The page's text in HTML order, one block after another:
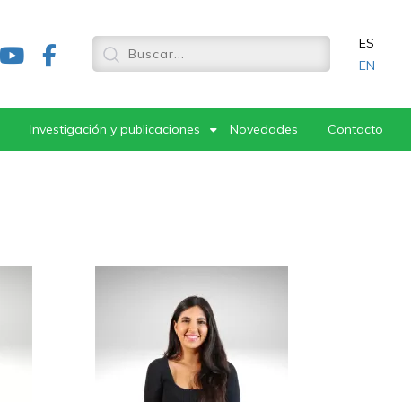
ES
EN
Investigación y publicaciones Novedades Contacto